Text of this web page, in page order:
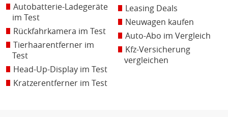
Autobatterie-Ladegeräte
im Test
Rückfahrkamera im Test
Tierhaarentferner im
Test
Head-Up-Display im Test
Kratzerentferner im Test
Leasing Deals
Neuwagen kaufen
Auto-Abo im Vergleich
Kfz-Versicherung
vergleichen